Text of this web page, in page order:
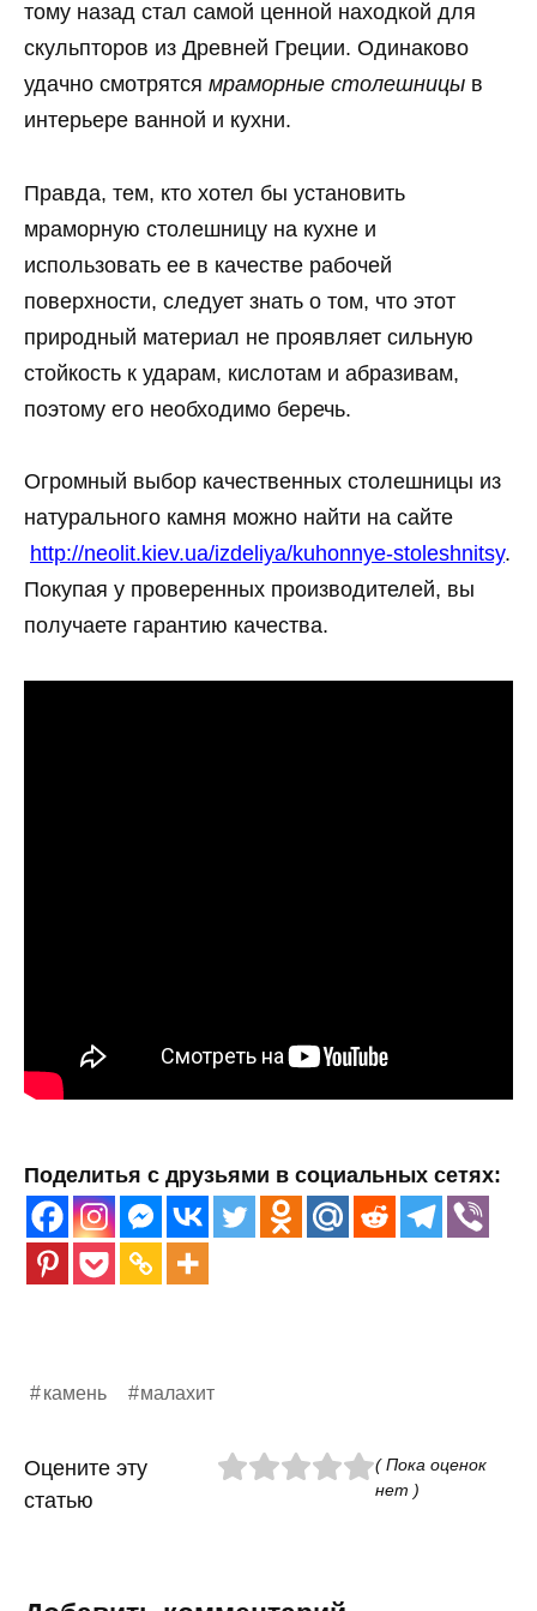
тому назад стал самой ценной находкой для
скульпторов из Древней Греции. Одинаково
удачно смотрятся мраморные столешницы в
интерьере ванной и кухни.
Правда, тем, кто хотел бы установить
мраморную столешницу на кухне и
использовать ее в качестве рабочей
поверхности, следует знать о том, что этот
природный материал не проявляет сильную
стойкость к ударам, кислотам и абразивам,
поэтому его необходимо беречь.
Огромный выбор качественных столешницы из
натурального камня можно найти на сайте
http://neolit.kiev.ua/izdeliya/kuhonnye-stoleshnitsy.
Покупая у проверенных производителей, вы
получаете гарантию качества.
Поделитья с друзьями в социальных сетях:
камень малахит
Оцените эту
статью
( Пока оценок
нет )